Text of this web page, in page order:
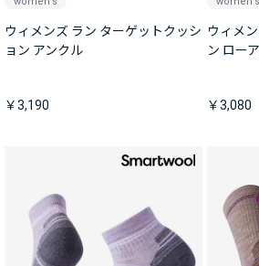
ウィメンズ ラン ターゲットクッシ
ョン アンクル
￥3,190
ウィメ
ン ロー
￥3,080